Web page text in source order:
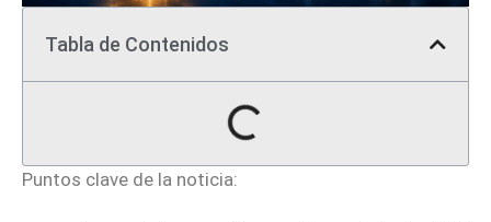
Tabla de Contenidos
Puntos clave de la noticia: